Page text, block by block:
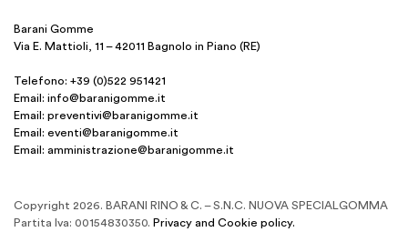
Barani Gomme
Via E. Mattioli, 11 – 42011 Bagnolo in Piano (RE)
Telefono: +39 (0)522 951421
Email: info@baranigomme.it
Email: preventivi@baranigomme.it
Email: eventi@baranigomme.it
Email: amministrazione@baranigomme.it
Copyright 2026. BARANI RINO & C. – S.N.C. NUOVA SPECIALGOMMA
Partita Iva: 00154830350. Privacy and Cookie policy.